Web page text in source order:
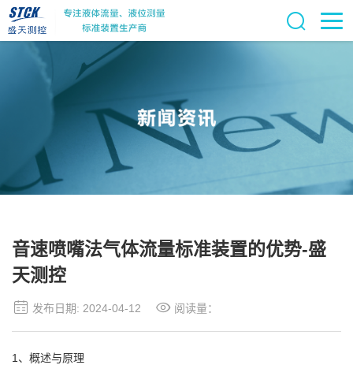
音速喷嘴法气体流量标准装置的优势-盛
天测控
发布日期: 2024-04-12 阅读量：
1、概述与原理